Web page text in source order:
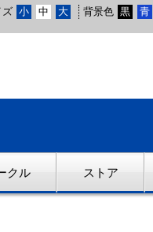
ズ 小 中 大 背景色 黒 青
クル ストア